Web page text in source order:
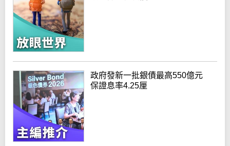
政府發新一批銀債最高550億元
保證息率4.25厘